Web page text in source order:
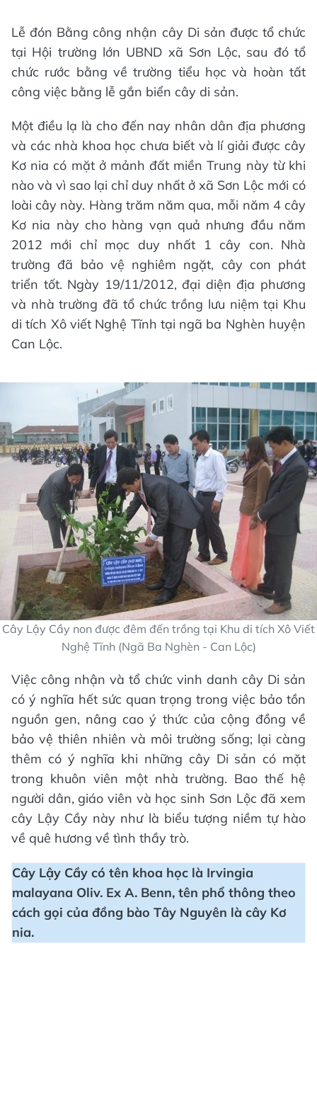
Lễ đón Bằng công nhận cây Di sản được tổ chức
tại Hội trường lớn UBND xã Sơn Lộc, sau đó tổ
chức rước bằng về trường tiểu học và hoàn tất
công việc bằng lễ gắn biển cây di sản.
Một điều lạ là cho đến nay nhân dân địa phương
và các nhà khoa học chưa biết và lí giải được cây
Kơ nia có mặt ở mảnh đất miền Trung này từ khi
nào và vì sao lại chỉ duy nhất ở xã Sơn Lộc mới có
loài cây này. Hàng trăm năm qua, mỗi năm 4 cây
Kơ nia này cho hàng vạn quả nhưng đầu năm
2012 mới chỉ mọc duy nhất 1 cây con. Nhà
trường đã bảo vệ nghiêm ngặt, cây con phát
triển tốt. Ngày 19/11/2012, đại diện địa phương
và nhà trường đã tổ chức trồng lưu niệm tại Khu
di tích Xô viết Nghệ Tĩnh tại ngã ba Nghèn huyện
Can Lộc.
Cây Lậy Cầy non được đêm đến trồng tại Khu di tích Xô Viết
Nghệ Tĩnh (Ngã Ba Nghèn - Can Lộc)
Việc công nhận và tổ chức vinh danh cây Di sản
có ý nghĩa hết sức quan trọng trong việc bảo tồn
nguồn gen, nâng cao ý thức của cộng đồng về
bảo vệ thiên nhiên và môi trường sống; lại càng
thêm có ý nghĩa khi những cây Di sản có mặt
trong khuôn viên một nhà trường. Bao thế hệ
người dân, giáo viên và học sinh Sơn Lộc đã xem
cây Lậy Cầy này như là biểu tượng niềm tự hào
về quê hương về tình thầy trò.
Cây Lậy Cầy có tên khoa học là Irvingia
malayana Oliv. Ex A. Benn, tên phổ thông theo
cách gọi của đồng bào Tây Nguyên là cây Kơ
nia.